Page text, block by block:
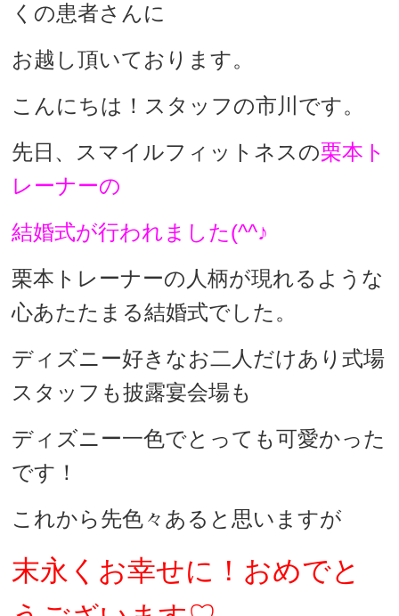
くの患者さんに
お越し頂いております。
こんにちは！スタッフの市川です。
先日、スマイルフィットネスの栗本ト
レーナーの
結婚式が行われました(^^♪
栗本トレーナーの人柄が現れるような
心あたたまる結婚式でした。
ディズニー好きなお二人だけあり式場
スタッフも披露宴会場も
ディズニー一色でとっても可愛かった
です！
これから先色々あると思いますが
末永くお幸せに！おめでと